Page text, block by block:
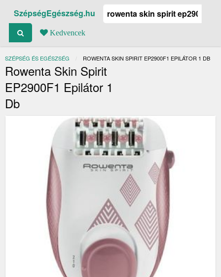
SzépségEgészség.hu
Kedvencek
SZÉPSÉG ÉS EGÉSZSÉG JELENLEGI:
ROWENTA SKIN SPIRIT EP2900F1 EPILÁTOR 1 DB
Rowenta Skin Spirit
EP2900F1 Epilátor 1
Db